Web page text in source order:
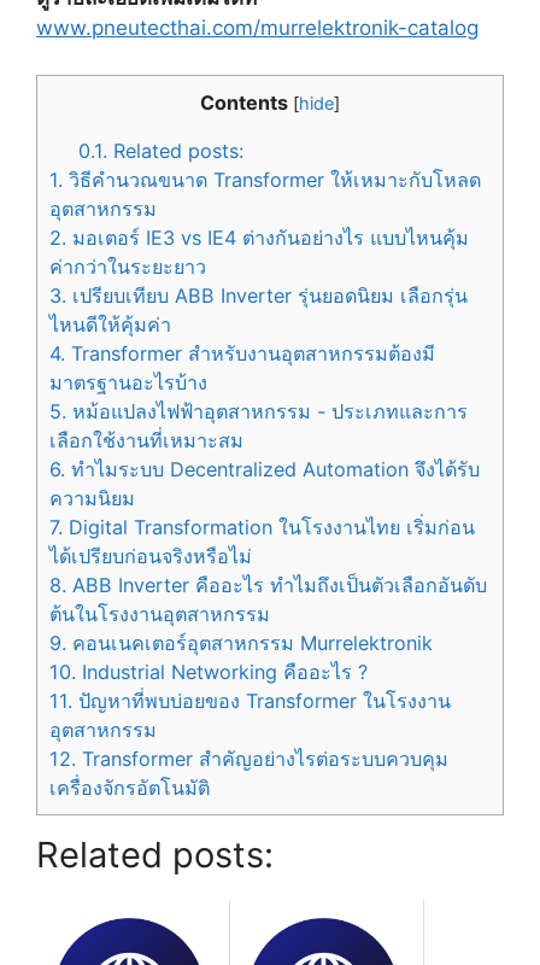
www.pneutecthai.com/murrelektronik-catalog
Contents [hide]
0.1. Related posts:
1. วิธีคำนวณขนาด Transformer ให้เหมาะกับโหลด
อุตสาหกรรม
2. มอเตอร์ IE3 vs IE4 ต่างกันอย่างไร แบบไหนคุ้ม
ค่ากว่าในระยะยาว
3. เปรียบเทียบ ABB Inverter รุ่นยอดนิยม เลือกรุ่น
ไหนดีให้คุ้มค่า
4. Transformer สำหรับงานอุตสาหกรรมต้องมี
มาตรฐานอะไรบ้าง
5. หม้อแปลงไฟฟ้าอุตสาหกรรม - ประเภทและการ
เลือกใช้งานที่เหมาะสม
6. ทำไมระบบ Decentralized Automation จึงได้รับ
ความนิยม
7. Digital Transformation ในโรงงานไทย เริ่มก่อน
ได้เปรียบก่อนจริงหรือไม่
8. ABB Inverter คืออะไร ทำไมถึงเป็นตัวเลือกอันดับ
ต้นในโรงงานอุตสาหกรรม
9. คอนเนคเตอร์อุตสาหกรรม Murrelektronik
10. Industrial Networking คืออะไร ?
11. ปัญหาที่พบบ่อยของ Transformer ในโรงงาน
อุตสาหกรรม
12. Transformer สำคัญอย่างไรต่อระบบควบคุม
เครื่องจักรอัตโนมัติ
Related posts: